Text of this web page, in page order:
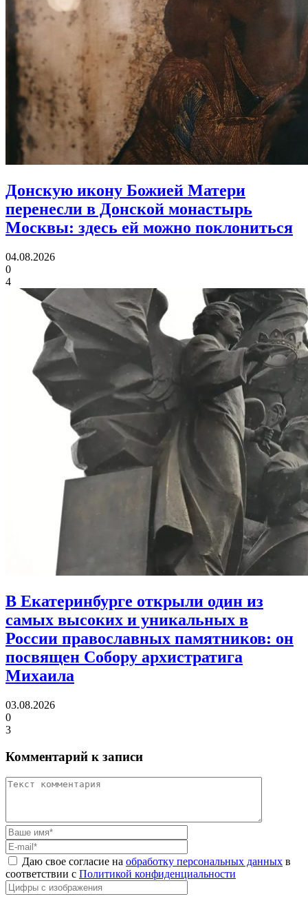
Донскую икону Божией Матери
перенесли в Донской монастырь
Москвы: здесь ей можно поклониться
04.08.2026
0
4
В Екатеринбурге открыли один из
самых высоких и уникальных в
России православных памятников: он
посвящен Собору архистратига
Михаила
03.08.2026
0
3
Комментарий к записи
Даю свое согласие на обработку персональных данных в
соответствии с Политикой конфиденциальности